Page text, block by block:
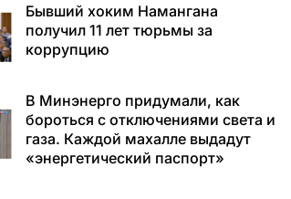
Бывший хоким Намангана
получил 11 лет тюрьмы за
коррупцию
В Минэнерго придумали, как
бороться с отключениями света и
газа. Каждой махалле выдадут
«энергетический паспорт»